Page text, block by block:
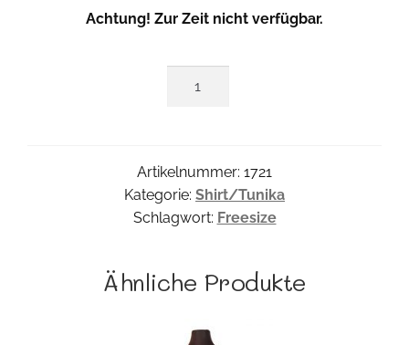
Achtung! Zur Zeit nicht verfügbar.
Artikelnummer: 1721
Kategorie: Shirt/Tunika
Schlagwort: Freesize
Ähnliche Produkte